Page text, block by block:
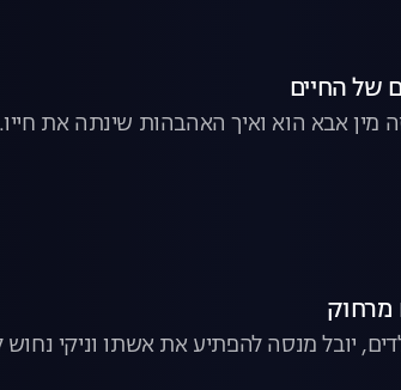
אבא הוא ואיך האהבהות שינתה את
יובל מנסה להפתיע את אשתו וניקי נחוש